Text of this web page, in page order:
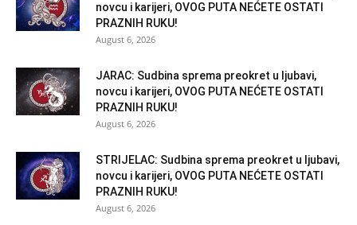
novcu i karijeri, OVOG PUTA NEĆETE OSTATI
PRAZNIH RUKU!
August 6, 2026
JARAC: Sudbina sprema preokret u ljubavi,
novcu i karijeri, OVOG PUTA NEĆETE OSTATI
PRAZNIH RUKU!
August 6, 2026
STRIJELAC: Sudbina sprema preokret u ljubavi,
novcu i karijeri, OVOG PUTA NEĆETE OSTATI
PRAZNIH RUKU!
August 6, 2026